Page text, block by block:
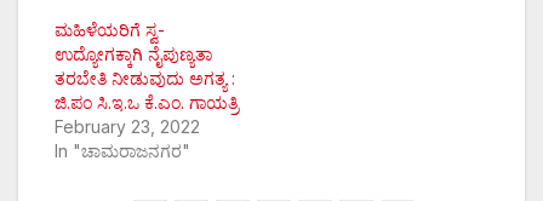
ಮಹಿಳೆಯರಿಗೆ ಸ್ವ-
ಉದ್ಯೋಗಕ್ಕಾಗಿ ನೈಪುಣ್ಯತಾ
ತರಬೇತಿ ನೀಡುವುದು ಅಗತ್ಯ :
ಜಿ.ಪಂ ಸಿ.ಇ.ಒ ಕೆ.ಎಂ. ಗಾಯತ್ರಿ
February 23, 2022
In "ಚಾಮರಾಜನಗರ"